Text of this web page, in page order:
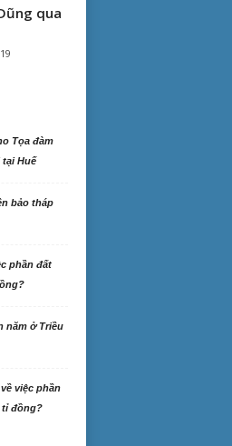
qua
Tọa đàm
tại Huế
bảo tháp
phần đất
năm ở Triều
việc phần
tỉ đồng?